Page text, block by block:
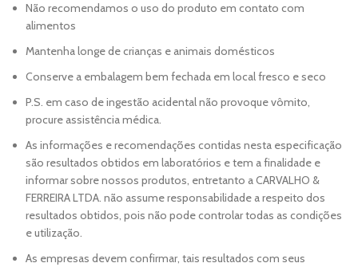
Não recomendamos o uso do produto em contato com
alimentos
Mantenha longe de crianças e animais domésticos
Conserve a embalagem bem fechada em local fresco e seco
P.S. em caso de ingestão acidental não provoque vômito,
procure assistência médica.
As informações e recomendações contidas nesta especificação
são resultados obtidos em laboratórios e tem a finalidade e
informar sobre nossos produtos, entretanto a CARVALHO &
FERREIRA LTDA. não assume responsabilidade a respeito dos
resultados obtidos, pois não pode controlar todas as condições
e utilização.
As empresas devem confirmar, tais resultados com seus